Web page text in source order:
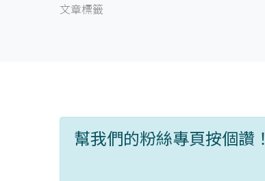
文章標籤
幫我們的粉絲專頁按個讚！